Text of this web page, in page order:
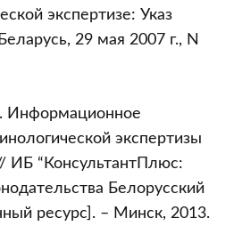
экспертизе: Указ
29 мая 2007 г., N
Информационное
экспертизы
ИБ “КонсультантПлюс:
Белорусский
ресурс]. – Минск, 2013.